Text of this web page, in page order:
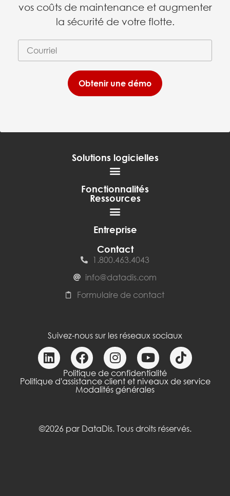
vos coûts de maintenance et augmenter
la sécurité de votre flotte.
Courriel*
(requis)
Obtenir une démo
Solutions logicielles
Fonctionnalités
Ressources
Entreprise
Contact
1.800.463.4043
info@datadis.com
Formulaire de contact
Suivez-nous sur les réseaux sociaux
Politique de confidentialité
Politique d'assistance client et niveaux de service
Modalités générales
©2026 par DataDis. Tous droits réservés.